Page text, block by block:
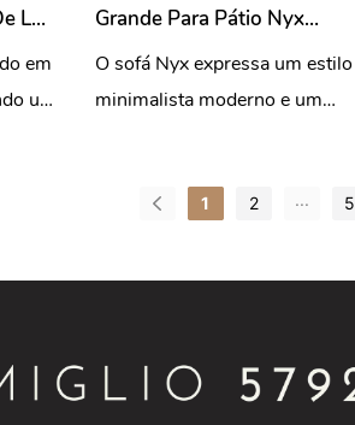
L
em
uma
Grande Para Pátio Nyx
Minimalist Gray MG822
O sofá Nyx expressa um estilo
minimalista moderno e um
ambientes externos.
1 2 ... 5